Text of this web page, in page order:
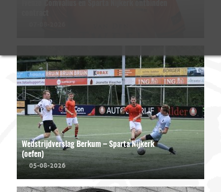
Wedstrijdverslag Berkum – Sparta Nijkerk
(oefen)
05-08-2026